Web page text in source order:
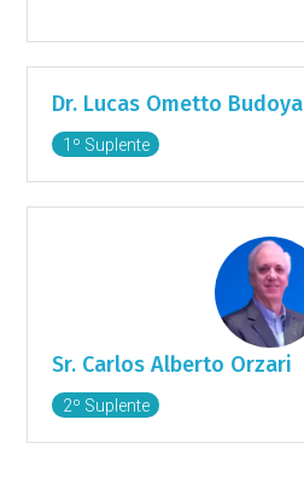
Dr. Lucas Ometto Budoya
1º Suplente
Sr. Carlos Alberto Orzari
2º Suplente